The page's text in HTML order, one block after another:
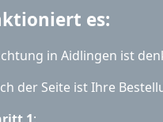
es:
in Aidlingen ist
der Seite ist Ihre